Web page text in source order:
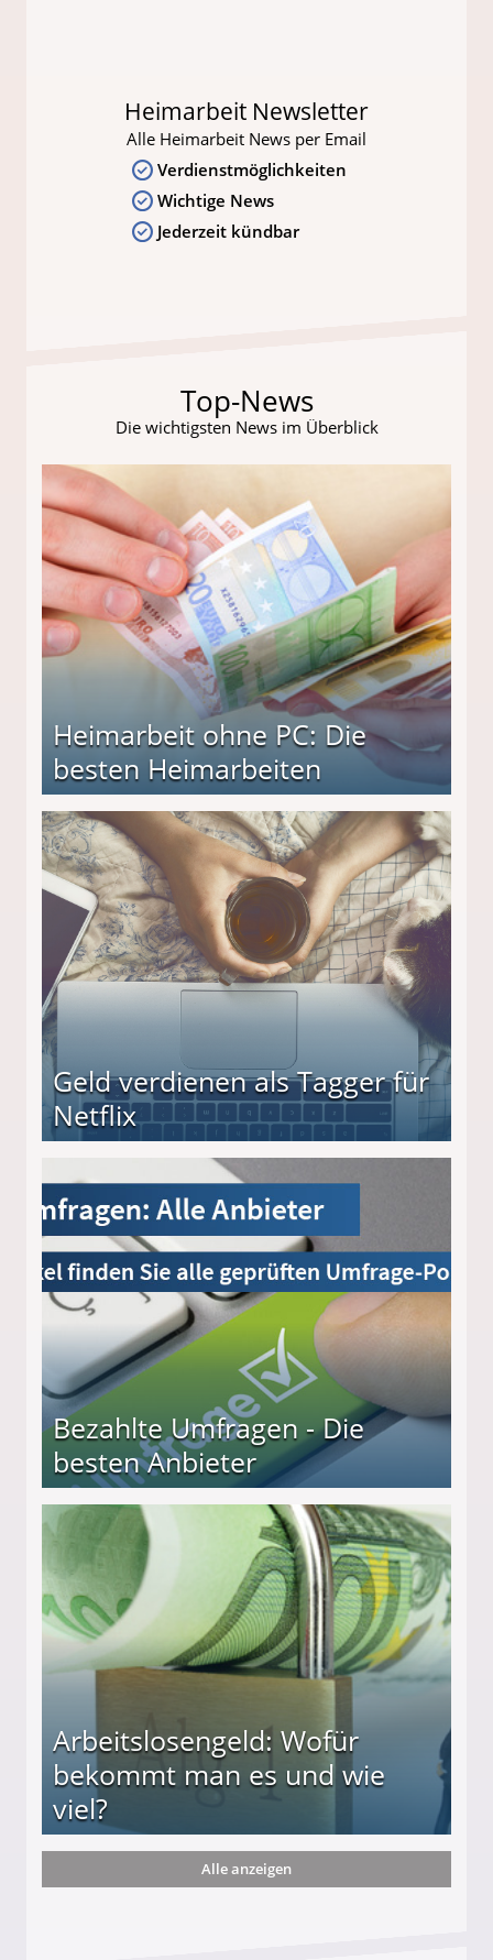
Heimarbeit Newsletter
Alle Heimarbeit News per Email
Verdienstmöglichkeiten
Wichtige News
Jederzeit kündbar
Top-News
Die wichtigsten News im Überblick
Heimarbeit ohne PC: Die
besten Heimarbeiten
Geld verdienen als Tagger für
Netflix
Bezahlte Umfragen - Die
besten Anbieter
Arbeitslosengeld: Wofür
bekommt man es und wie
viel?
und wie viel?
Alle anzeigen